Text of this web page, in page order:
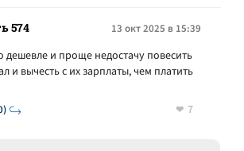
574 13 окт 2025 в 15:39
дешевле и проще недостачу повесить
и вычесть с их зарплаты, чем платить
7